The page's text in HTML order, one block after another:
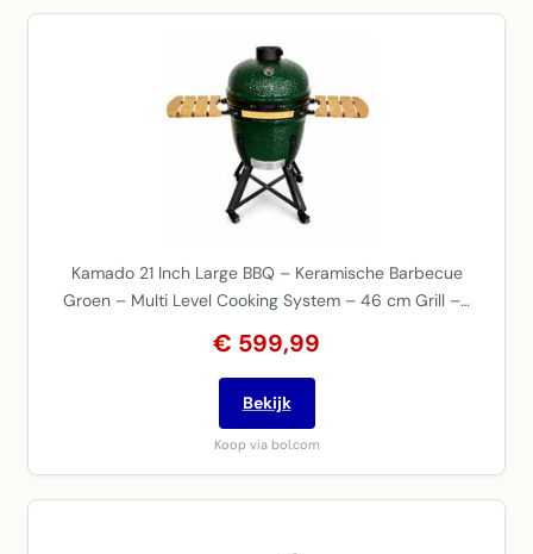
Kamado 21 Inch Large BBQ – Keramische Barbecue
Groen – Multi Level Cooking System – 46 cm Grill –…
€ 599,99
Bekijk
Koop via bol.com